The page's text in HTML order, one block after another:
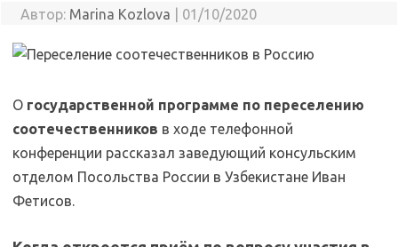
Автор: Marina Kozlova 01/10/2020
О государственной программе по переселению
соотечественников в ходе телефонной
конференции рассказал заведующий консульским
отделом Посольства России в Узбекистане Иван
Фетисов.